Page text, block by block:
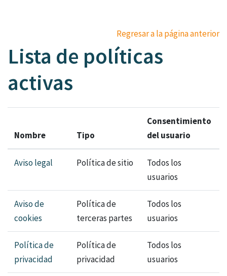
Regresar a la página anterior
Lista de políticas
activas
Nombre Tipo
Consentimiento
del usuario
Aviso legal Política de sitio
Todos los
usuarios
Aviso de
cookies
Política de
terceras partes
Todos los
usuarios
Política de
privacidad
Política de
privacidad
Todos los
usuarios